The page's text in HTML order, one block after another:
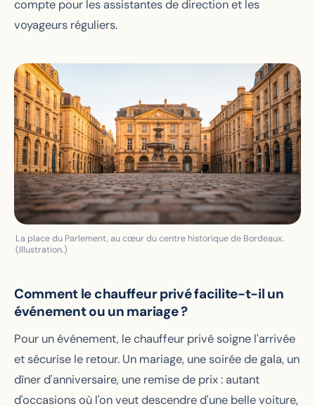
compte pour les assistantes de direction et les
voyageurs réguliers.
La place du Parlement, au cœur du centre historique de Bordeaux.
(Illustration.)
Comment le chauffeur privé facilite-t-il un
événement ou un mariage ?
Pour un événement, le chauffeur privé soigne l'arrivée
et sécurise le retour. Un mariage, une soirée de gala, un
dîner d'anniversaire, une remise de prix : autant
d'occasions où l'on veut descendre d'une belle voiture,